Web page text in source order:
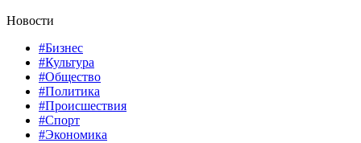
Новости
#Бизнес
#Культура
#Общество
#Политика
#Происшествия
#Спорт
#Экономика